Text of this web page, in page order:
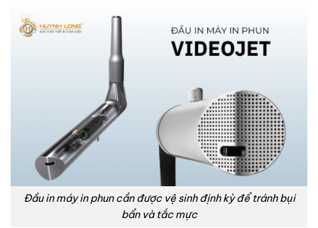
Đầu in máy in phun cần được vệ sinh định kỳ để tránh bụi
bẩn và tắc mực